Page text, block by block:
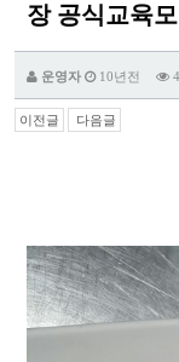
장 공식교육
운영자 10년전
이전글 다음글